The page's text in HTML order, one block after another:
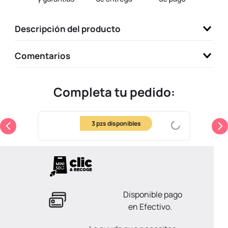
Descripción del producto
Comentarios
Completa tu pedido:
10. one piece